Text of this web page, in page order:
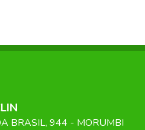
BRASIL, 944 - MORUMBI